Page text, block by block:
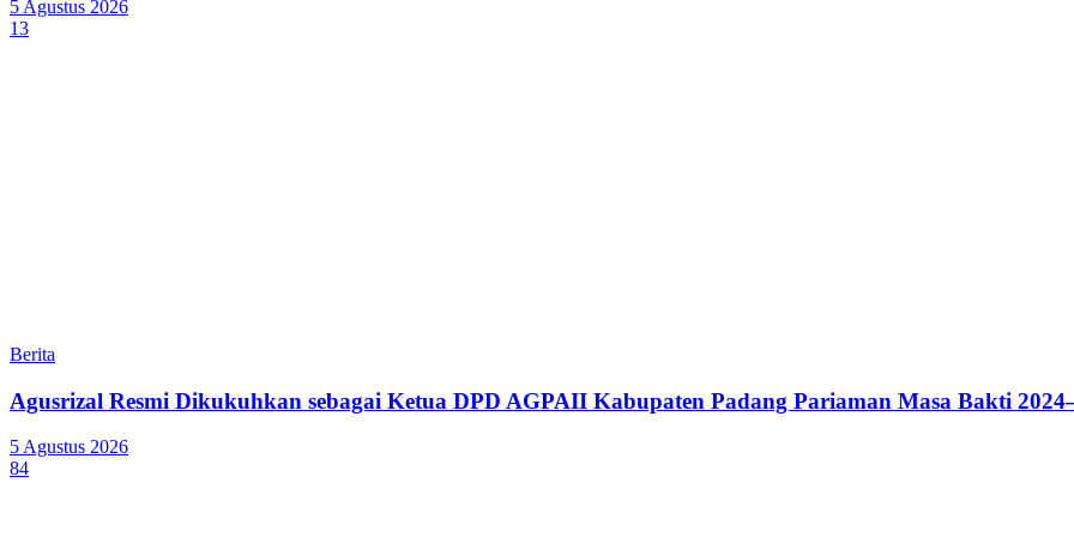
5 Agustus 2026
13
Berita
Agusrizal Resmi Dikukuhkan sebagai Ketua DPD AGPAII Kabupaten Padang Pariaman Masa Bakti
5 Agustus 2026
84